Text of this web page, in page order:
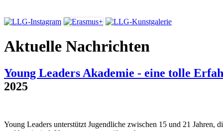
Aktuelle Nachrichten
Young Leaders Akademie - eine tolle
2025
Young Leaders unterstützt Jugendliche zwischen 15 und 21 Jahren,